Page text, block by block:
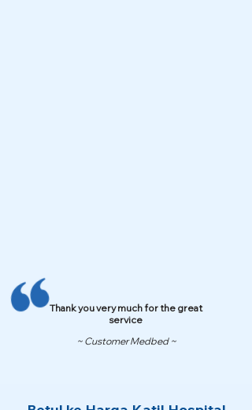
Thank you very much for the great
service
~ Customer Medbed ~